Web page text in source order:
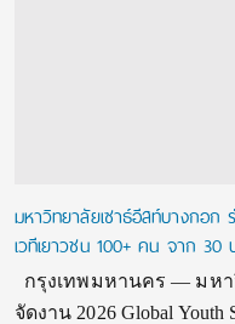
มหาวิทยาลัยเซาธ์อีสท์บางกอก
เวทีเยาวชน 100+ คน จาก 30
กรุงเทพมหานคร — มหาวิ
จัดงาน 2026 Global Youth